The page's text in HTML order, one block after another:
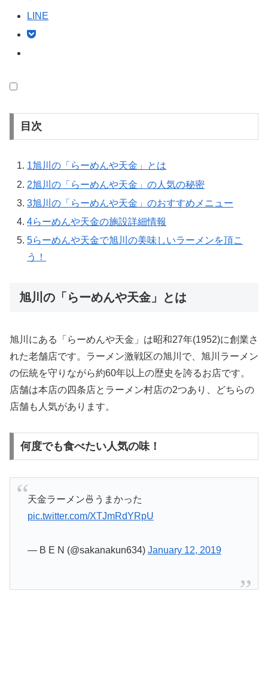
LINE
目次
1旭川の「らーめんや天金」とは
2旭川の「らーめんや天金」の人気の秘密
3旭川の「らーめんや天金」のおすすめメニュー
4らーめんや天金の施設詳細情報
5らーめんや天金で旭川の美味しいラーメンを頂こ
う！
旭川の「らーめんや天金」とは
旭川にある「らーめんや天金」は昭和27年(1952)に創業さ
れた老舗店です。ラーメン激戦区の旭川で、旭川ラーメン
の伝統を守りながら約60年以上の歴史を誇るお店です。
店舗は本店の四条店とラーメン村店の2つあり、どちらの
店舗も人気があります。
何度でも食べたい人気の味！
天金ラーメン🍜うまかった
pic.twitter.com/XTJmRdYRpU
— B E N (@sakanakun634) January 12, 2019